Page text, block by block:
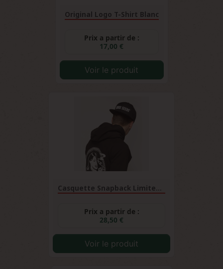
Original Logo T-Shirt Blanc
Prix a partir de :
17,00 €
Voir le produit
Casquette Snapback Limited...
Prix a partir de :
28,50 €
Voir le produit